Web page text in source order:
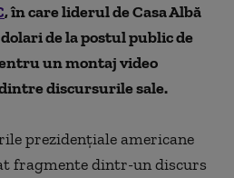
, în care liderul de Casa Albă
de la postul public de
un montaj video
discursurile sale.
prezidenţiale americane
fragmente dintr-un discurs